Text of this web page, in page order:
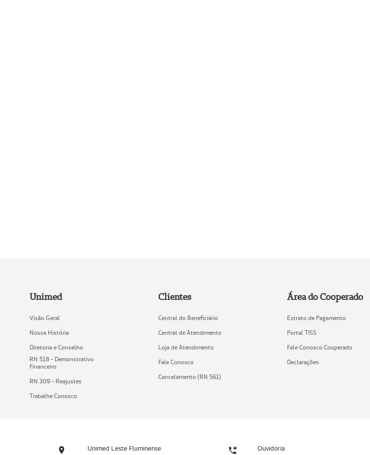
Unimed
Visão Geral
Nossa História
Diretoria e Conselho
RN 518 - Demonstrativo
Financeiro
RN 309 - Reajustes
Trabalhe Conosco
Clientes
Central do Beneficiário
Central de Atendimento
Loja de Atendimento
Fale Conosco
Cancelamento (RN 561)
Área do Cooperado
Extrato de Pagamento
Portal TISS
Fale Conosco Cooperado
Declarações
Unimed Leste Fluminense Ouvidoria